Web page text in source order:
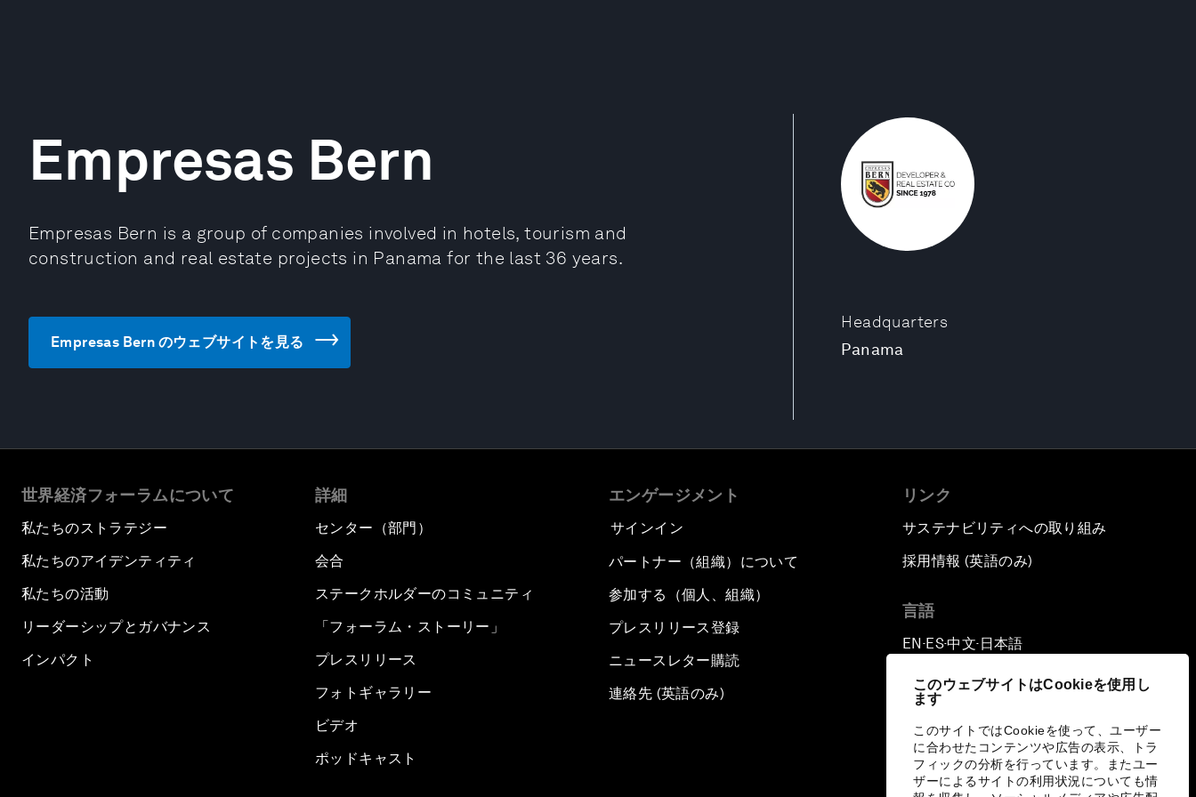
このウェブサイトはCookieを使用し
ます
このサイトではCookieを使って、ユーザー
に合わせたコンテンツや広告の表示、トラ
フィックの分析を行っています。またユー
ザーによるサイトの利用状況についても情
Headquarters
Panama
Empresas Bern
Empresas Bern is a group of companies involved in hotels, tourism and
construction and real estate projects in Panama for the last 36 years.
Empresas Bern のウェブサイトを見る
世界経済フォーラムについて
私たちのストラテジー
私たちのアイデンティティ
私たちの活動
リーダーシップとガバナンス
インパクト
詳細
センター（部門）
会合
ステークホルダーのコミュニティ
「フォーラム・ストーリー」
プレスリリース
フォトギャラリー
ビデオ
ポッドキャスト
エンゲージメント
サインイン
パートナー（組織）について
参加する（個人、組織）
プレスリリース登録
ニュースレター購読
連絡先 (英語のみ)
リンク
サステナビリティへの取り組み
採用情報 (英語のみ)
言語
EN ▪ES▪中文▪ 日本語